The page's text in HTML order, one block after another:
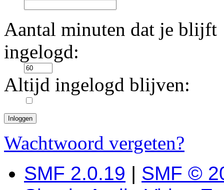
Aantal minuten dat je blijft
ingelogd:
Altijd ingelogd blijven:
Wachtwoord vergeten?
SMF 2.0.19 | SMF ©